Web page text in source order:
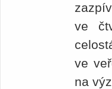
ve
ve
na